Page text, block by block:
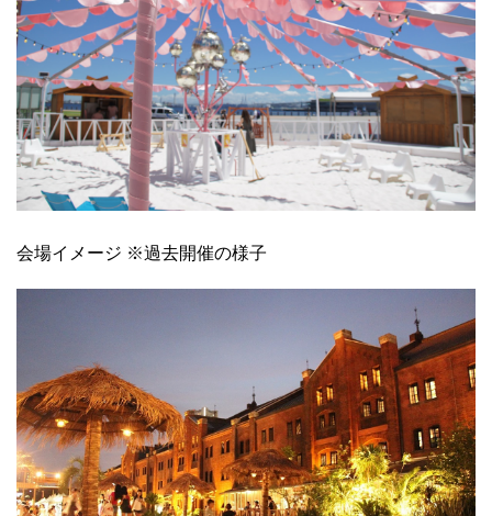
会場イメージ ※過去開催の様子